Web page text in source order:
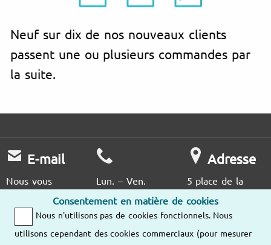
Neuf sur dix de nos nouveaux clients
passent une ou plusieurs commandes par
la suite.
Consentement en matière de cookies
Nous n'utilisons pas de cookies fonctionnels. Nous
utilisons cependant des cookies commerciaux (pour mesurer
E-mail
Nous vous
répondrons dès
que possible.
Lun. – Ven.
9h00 – 18h00
Adresse
5 place de la
Pyramide
Tour Ariane, La
92088 Paris